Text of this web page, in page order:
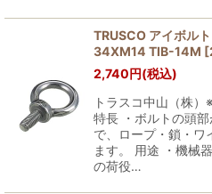
TRUSCO アイボル
34XM14 TIB-14M
2,740円(税込)
トラスコ中山（株）
特長 ・ボルトの頭
で、ロープ・鎖・ワ
ます。 用途 ・機械
の荷役…